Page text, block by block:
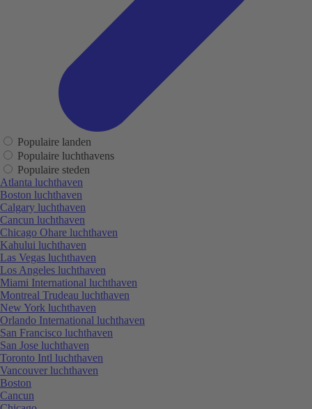
Populaire landen
Populaire luchthavens
Populaire steden
Atlanta luchthaven
Boston luchthaven
Calgary luchthaven
Cancun luchthaven
Chicago Ohare luchthaven
Kahului luchthaven
Las Vegas luchthaven
Los Angeles luchthaven
Miami International luchthaven
Montreal Trudeau luchthaven
New York luchthaven
Orlando International luchthaven
San Francisco luchthaven
San Jose luchthaven
Toronto Intl luchthaven
Vancouver luchthaven
Boston
Cancun